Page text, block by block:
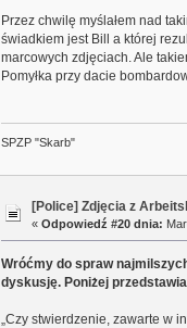
Przez chwilę myślałem nad
świadkiem jest Bill a której
marcowych zdjęciach. Ale
Pomyłka przy dacie
SPZP "Skarb"
[Police] Zdjęcia z
«Odpowiedź #20 dnia:
Wróćmy do spraw
dyskusję. Poniżej
„Czy stwierdzenie, zawarte w